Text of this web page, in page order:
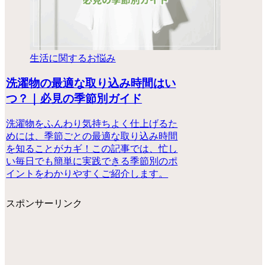
生活に関するお悩み
洗濯物の最適な取り込み時間はい
つ？｜必見の季節別ガイド
洗濯物をふんわり気持ちよく仕上げるた
めには、季節ごとの最適な取り込み時間
を知ることがカギ！この記事では、忙し
い毎日でも簡単に実践できる季節別のポ
イントをわかりやすくご紹介します。
スポンサーリンク